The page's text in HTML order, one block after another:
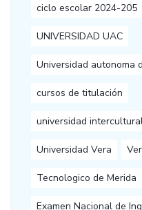
ciclo escolar 2024-205
UNIVERSIDAD UAC
Universidad autonoma
cursos de titulación
universidad
Universidad Vera
Tecnologico de Merida
Examen Nacional de